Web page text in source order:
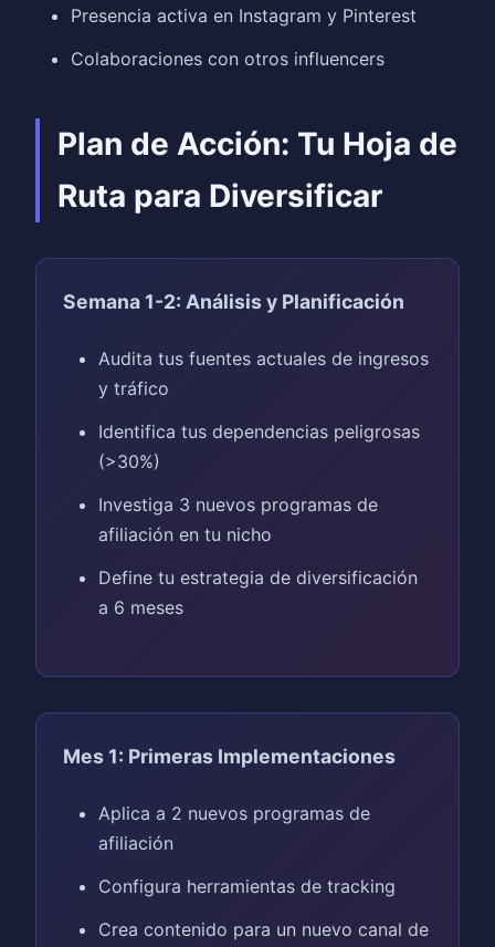
Presencia activa en Instagram y Pinterest
Colaboraciones con otros influencers
Plan de Acción: Tu Hoja de
Ruta para Diversificar
Semana 1-2: Análisis y Planificación
Audita tus fuentes actuales de ingresos
y tráfico
Identifica tus dependencias peligrosas
(>30%)
Investiga 3 nuevos programas de
afiliación en tu nicho
Define tu estrategia de diversificación
a 6 meses
Mes 1: Primeras Implementaciones
Aplica a 2 nuevos programas de
afiliación
Configura herramientas de tracking
Crea contenido para un nuevo canal de